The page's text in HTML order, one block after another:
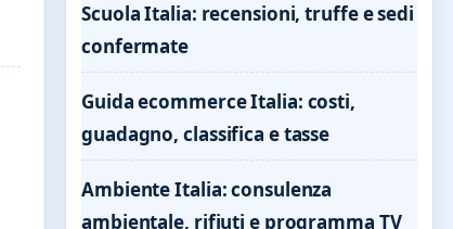
Scuola Italia: recensioni, truffe e sedi
confermate
Guida ecommerce Italia: costi,
guadagno, classifica e tasse
Ambiente Italia: consulenza
ambientale, rifiuti e programma TV